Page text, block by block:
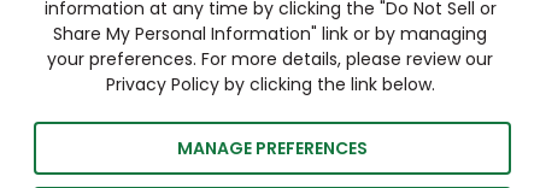
information at any time by clicking the "Do Not Sell or
Share My Personal Information" link or by managing
your preferences. For more details, please review our
Privacy Policy by clicking the link below.
MANAGE PREFERENCES